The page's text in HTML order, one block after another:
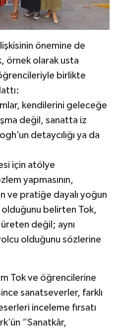
önemine de
örnek olarak usta
birlikte
kendilerini geleceğe
değil, sanatta iz
detaycılığı ya da
için atölye
yapmasının,
ve pratiğe dayalı yoğun
belirten Tok,
üreten değil; aynı
olduğunu sözlerine
Tok ve öğrencilerine
sanatseverler, farklı
inceleme fırsatı
“Sanatkâr,